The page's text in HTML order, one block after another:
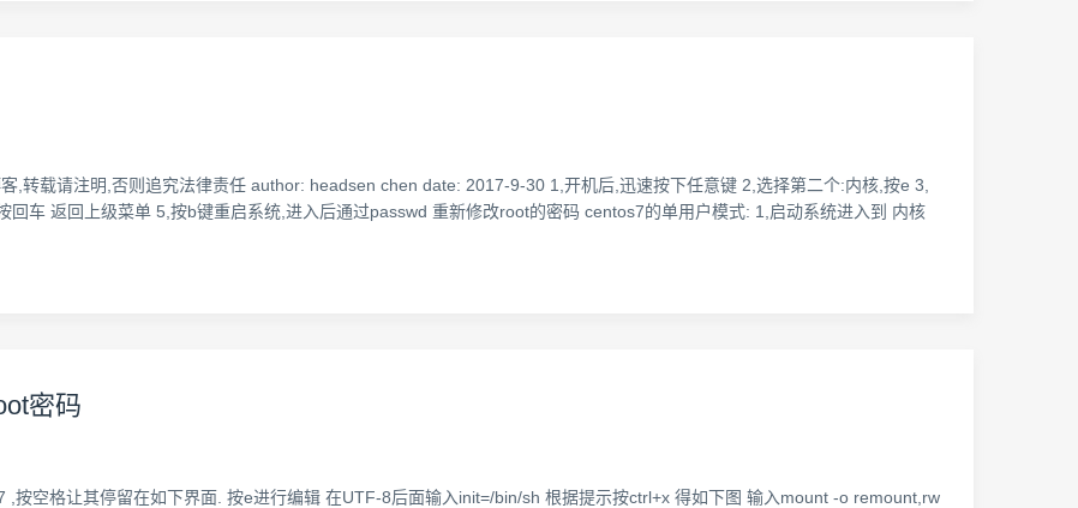
,转载请注明,否则追究法律责任 author: headsen chen date: 2017-9-30 1,开机后,迅速按下任意键 2,选择第二个:内核,按e 3,
车 返回上级菜单 5,按b键重启系统,进入后通过passwd 重新修改root的密码 centos7的单用户模式: 1,启动系统进入到 内核
密码
空格让其停留在如下界面. 按e进行编辑 在UTF-8后面输入init=/bin/sh 根据提示按ctrl+x 得如下图 输入mount -o remount,rw